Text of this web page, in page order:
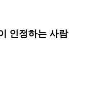
인정하는 사람